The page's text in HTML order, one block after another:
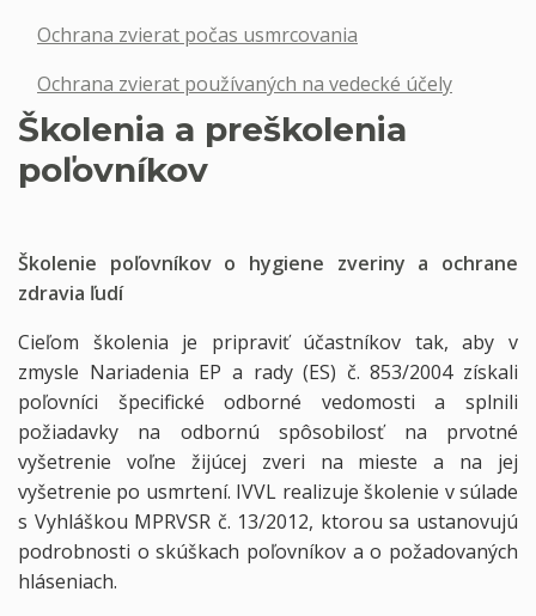
Ochrana zvierat počas usmrcovania
Ochrana zvierat používaných na vedecké účely
Školenia a preškolenia
poľovníkov
Školenie poľovníkov o hygiene zveriny a ochrane
zdravia ľudí
Cieľom školenia je pripraviť účastníkov tak, aby v
zmysle Nariadenia EP a rady (ES) č. 853/2004 získali
poľovníci špecifické odborné vedomosti a splnili
požiadavky na odbornú spôsobilosť na prvotné
vyšetrenie voľne žijúcej zveri na mieste a na jej
vyšetrenie po usmrtení. IVVL realizuje školenie v súlade
s Vyhláškou MPRVSR č. 13/2012, ktorou sa ustanovujú
podrobnosti o skúškach poľovníkov a o požadovaných
hláseniach.